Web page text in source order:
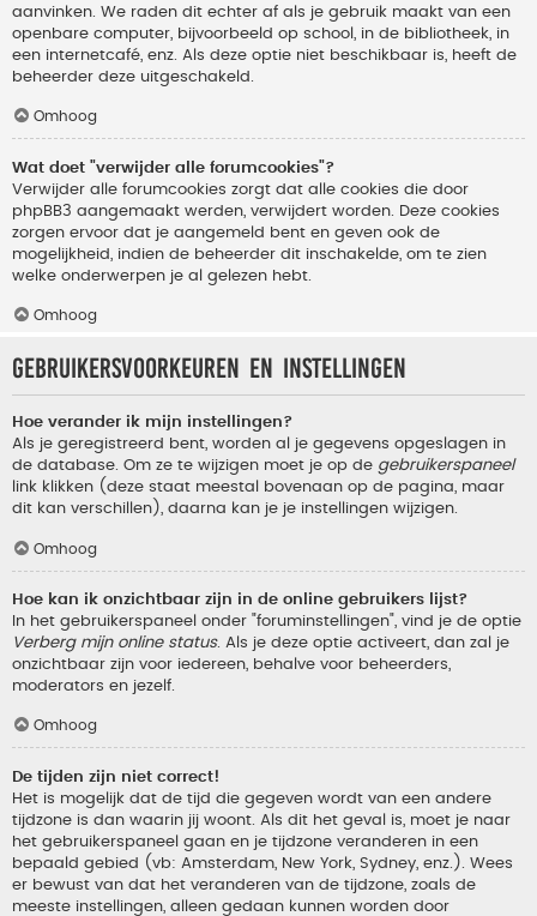
aanvinken. We raden dit echter af als je gebruik maakt van een
openbare computer, bijvoorbeeld op school, in de bibliotheek, in
een internetcafé, enz. Als deze optie niet beschikbaar is, heeft de
beheerder deze uitgeschakeld.
Omhoog
Wat doet "verwijder alle forumcookies"?
Verwijder alle forumcookies zorgt dat alle cookies die door
phpBB3 aangemaakt werden, verwijdert worden. Deze cookies
zorgen ervoor dat je aangemeld bent en geven ook de
mogelijkheid, indien de beheerder dit inschakelde, om te zien
welke onderwerpen je al gelezen hebt.
Omhoog
Gebruikersvoorkeuren en instellingen
Hoe verander ik mijn instellingen?
Als je geregistreerd bent, worden al je gegevens opgeslagen in
de database. Om ze te wijzigen moet je op de gebruikerspaneel
link klikken (deze staat meestal bovenaan op de pagina, maar
dit kan verschillen), daarna kan je je instellingen wijzigen.
Omhoog
Hoe kan ik onzichtbaar zijn in de online gebruikers lijst?
In het gebruikerspaneel onder "foruminstellingen", vind je de optie
Verberg mijn online status. Als je deze optie activeert, dan zal je
onzichtbaar zijn voor iedereen, behalve voor beheerders,
moderators en jezelf.
Omhoog
De tijden zijn niet correct!
Het is mogelijk dat de tijd die gegeven wordt van een andere
tijdzone is dan waarin jij woont. Als dit het geval is, moet je naar
het gebruikerspaneel gaan en je tijdzone veranderen in een
bepaald gebied (vb: Amsterdam, New York, Sydney, enz.). Wees
er bewust van dat het veranderen van de tijdzone, zoals de
meeste instellingen, alleen gedaan kunnen worden door